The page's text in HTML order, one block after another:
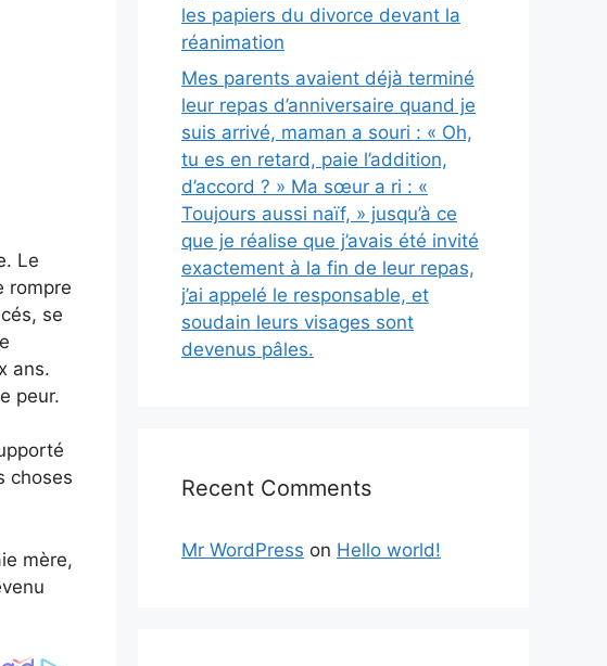
Le
rompre
se
ans.
peur.
choses
mère,
les papiers du divorce devant la
réanimation
Mes parents avaient déjà terminé
leur repas d’anniversaire quand je
suis arrivé, maman a souri : « Oh,
tu es en retard, paie l’addition,
d’accord ? » Ma sœur a ri : «
Toujours aussi naïf, » jusqu’à ce
que je réalise que j’avais été invité
exactement à la fin de leur repas,
j’ai appelé le responsable, et
soudain leurs visages sont
devenus pâles.
Recent Comments
Mr WordPress on Hello world!